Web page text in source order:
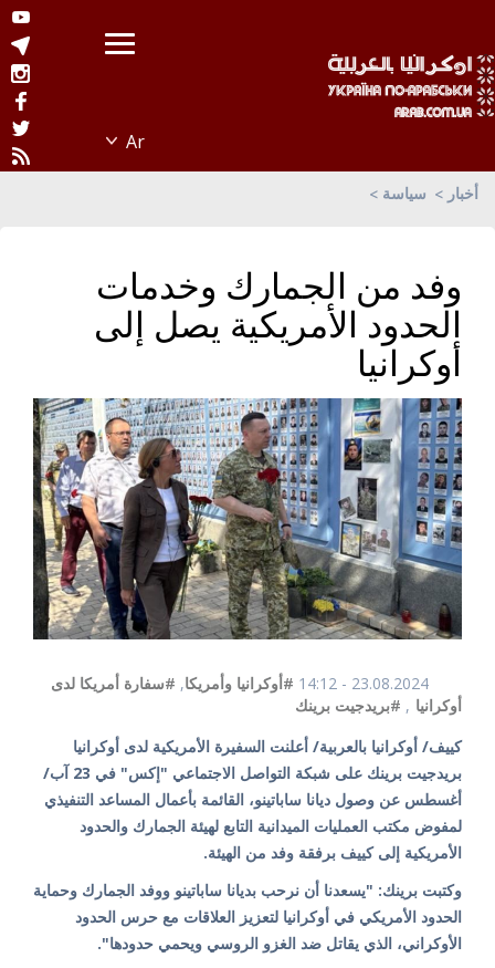
أخبار سياسة
وفد من الجمارك وخدمات
الحدود الأمريكية يصل إلى
أوكرانيا
23.08.2024 - 14:12 #أوكرانيا وأمريكا, #سفارة أمريكا لدى
أوكرانيا , #بريدجيت برينك
كييف/ أوكرانيا بالعربية/ أعلنت السفيرة الأمريكية لدى أوكرانيا
بريدجيت برينك على شبكة التواصل الاجتماعي "إكس" في 23 آب/
أغسطس عن وصول ديانا ساباتينو، القائمة بأعمال المساعد التنفيذي
لمفوض مكتب العمليات الميدانية التابع لهيئة الجمارك والحدود
الأمريكية إلى كييف برفقة وفد من الهيئة.
وكتبت برينك: "يسعدنا أن نرحب بديانا ساباتينو ووفد الجمارك وحماية
الحدود الأمريكي في أوكرانيا لتعزيز العلاقات مع حرس الحدود
الأوكراني، الذي يقاتل ضد الغزو الروسي ويحمي حدودها".